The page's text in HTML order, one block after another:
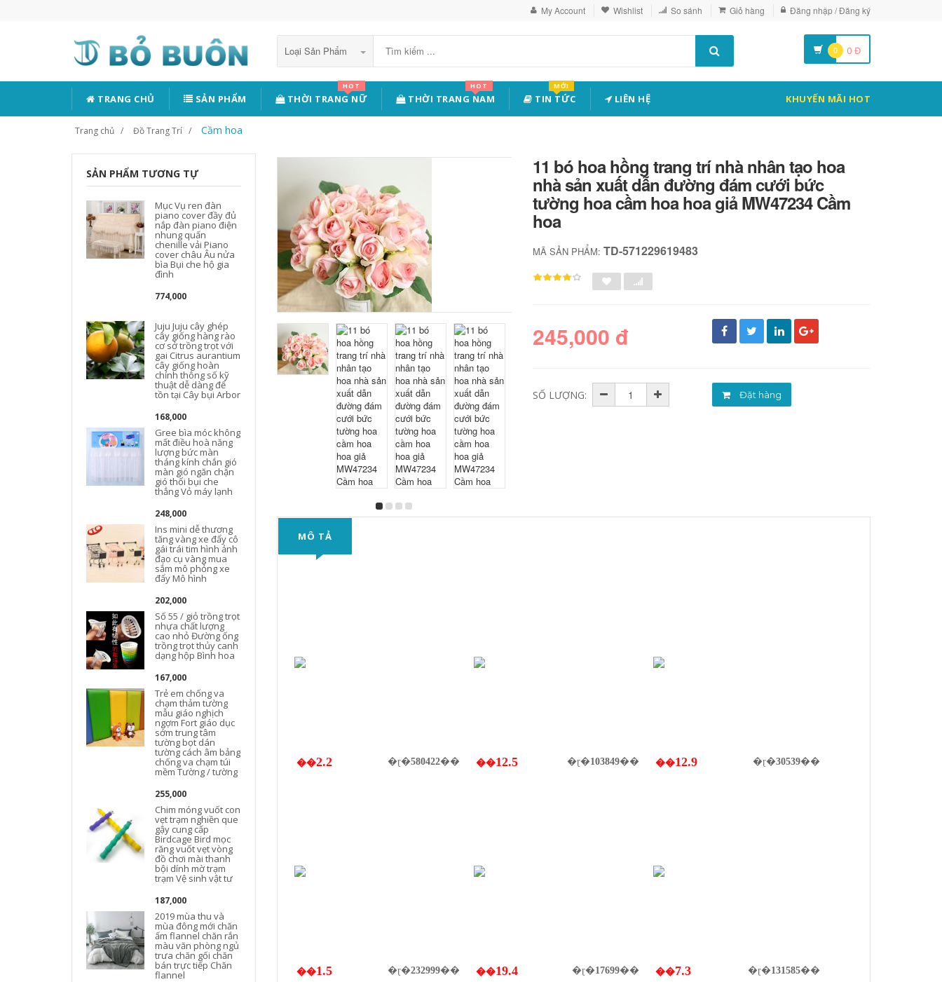
My Account Wishlist So sánh Giỏ hàng Đăng nhập / Đăng ký
Loại Sản Phẩm 0 0 Đ
TRANG CHỦ SẢN PHẨM THỜI TRANG NỮ
HOT
THỜI TRANG NAM
HOT
TIN TỨC
MỚI
LIÊN HỆ KHUYẾN MÃI HOT
Trang chủ Đồ Trang Trí Cầm hoa
SẢN PHẨM TƯƠNG TỰ
Mục Vụ ren đàn
piano cover đầy đủ
nắp đàn piano điện
nhung quấn
chenille vải Piano
cover châu Âu nửa
bìa Bụi che hộ gia
đình
774,000
Juju Juju cây ghép
cây giống hàng rào
cơ sở trồng trọt với
gai Citrus aurantium
cây giống hoàn
chỉnh thông số kỹ
thuật dễ dàng để
tồn tại Cây bụi Arbor
168,000
Gree bìa móc không
mất điều hoà năng
lượng bức màn
tháng kính chắn gió
màn gió ngăn chặn
gió thổi bụi che
thẳng Vỏ máy lạnh
248,000
Ins mini dễ thương
tăng vàng xe đẩy cô
gái trái tim hình ảnh
đạo cụ vàng mua
sắm mô phỏng xe
đẩy Mô hình
202,000
Số 55 / giỏ trồng trọt
nhựa chất lượng
cao nhỏ Đường ống
trồng trọt thủy canh
dạng hộp Bình hoa
167,000
Trẻ em chống va
chạm thảm tường
mẫu giáo nghịch
ngợm Fort giáo dục
sớm trung tâm
tường bọt dán
tường cách âm bảng
chống va chạm túi
mềm Tường / tường
255,000
Chim móng vuốt con
vẹt trạm nghiền que
gậy cung cấp
Birdcage Bird mọc
răng vuốt vẹt vòng
đồ chơi mài thanh
bội dính mờ trạm
trạm Vệ sinh vật tư
187,000
2019 mùa thu và
mùa đông mới chăn
ấm flannel chăn rắn
màu văn phòng ngủ
trưa chăn gối chăn
bán trực tiếp Chăn
flannel
11 bó hoa hồng trang trí nhà nhân tạo hoa
nhà sản xuất dẫn đường đám cưới bức
tường hoa cầm hoa hoa giả MW47234 Cầm
hoa
MÃ SẢN PHẨM:TD-571229619483
245,000 đ
SỐ LƯỢNG: Đặt hàng
MÔ TẢ
��2.2 �ɽ�580422�� ��12.5 �ɽ�103849�� ��12.9 �ɽ�30539��
��1.5 �ɽ�232999�� ��19.4 �ɽ�17699�� ��7.3 �ɽ�131585��